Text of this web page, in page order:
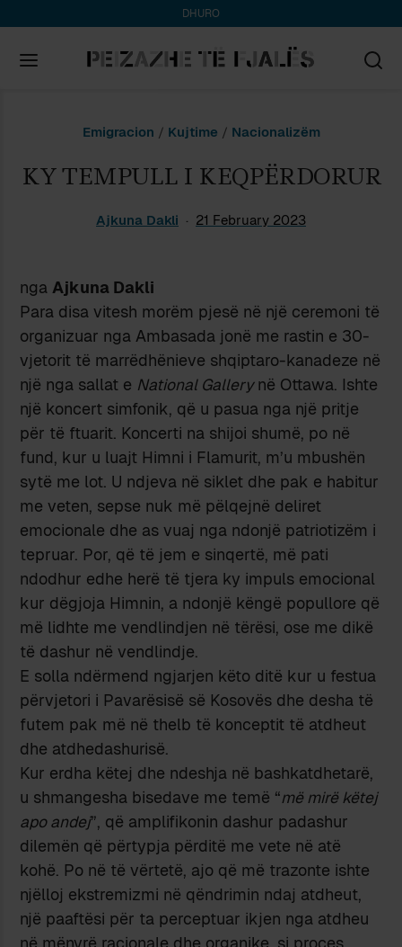
DHURO
Emigracion / Kujtime / Nacionalizëm
KY TEMPULL I KEQPËRDORUR
Ajkuna Dakli 21 February 2023
ngaAjkuna Dakli
Para disa vitesh morëm pjesë në një ceremoni të
organizuar nga Ambasada jonë me rastin e 30-
vjetorit të marrëdhënieve shqiptaro-kanadeze në
një nga sallat e National Gallerynë Ottawa. Ishte
një koncert simfonik, që u pasua nga një pritje
për të ftuarit. Koncerti na shijoi shumë, po në
fund, kur u luajt Himni i Flamurit, m’u mbushën
sytë me lot. U ndjeva në siklet dhe pak e habitur
me veten, sepse nuk më pëlqejnë deliret
emocionale dhe as vuaj nga ndonjë patriotizëm i
tepruar. Por, që të jem e sinqertë, më pati
ndodhur edhe herë të tjera ky impuls emocional
kur dëgjoja Himnin, a ndonjë këngë popullore që
më lidhte me vendlindjen në tërësi, ose me dikë
të dashur në vendlindje.
E solla ndërmend ngjarjen këto ditë kur u festua
përvjetori i Pavarësisë së Kosovës dhe desha të
futem pak më në thelb të konceptit të atdheut
dhe atdhedashurisë.
Kur erdha këtej dhe ndeshja në bashkatdhetarë,
u shmangesha bisedave me temë “më mirë këtej
apo andej”, që amplifikonin dashur padashur
dilemën që përtypja përditë me vete në atë
kohë. Po në të vërtetë, ajo që më trazonte ishte
njëlloj ekstremizmi në qëndrimin ndaj atdheut,
një paaftësi për ta perceptuar ikjen nga atdheu